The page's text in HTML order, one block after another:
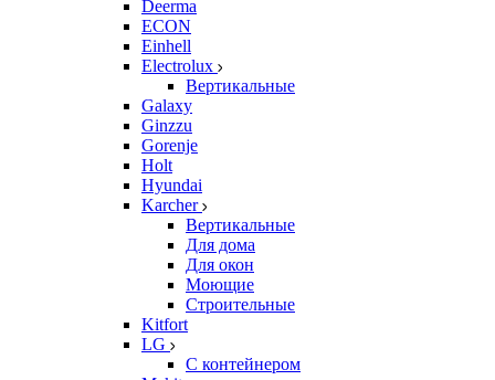
Deerma
ECON
Einhell
Electrolux
Вертикальные
Galaxy
Ginzzu
Gorenje
Holt
Hyundai
Karcher
Вертикальные
Для дома
Для окон
Моющие
Строительные
Kitfort
LG
С контейнером